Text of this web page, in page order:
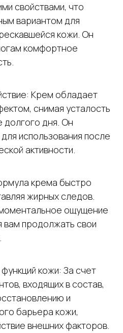
свойствами, что
вариантом для
кожи. Он
комфортное
Крем обладает
снимая усталость
долгого дня. Он
использования после
активности.
крема быстро
жирных следов.
ощущение
вам продолжать свои
кожи: За счет
входящих в состав,
и
барьера кожи,
внешних факторов.